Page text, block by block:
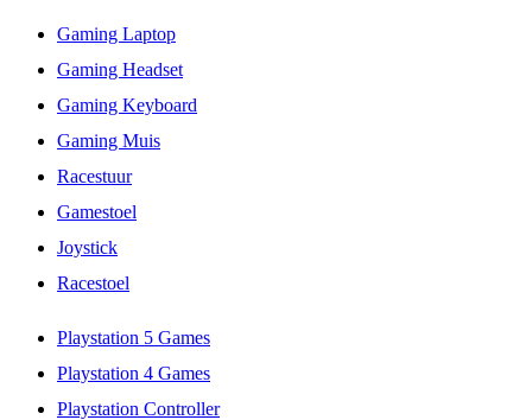
Gaming Laptop
Gaming Headset
Gaming Keyboard
Gaming Muis
Racestuur
Gamestoel
Joystick
Racestoel
Playstation 5 Games
Playstation 4 Games
Playstation Controller